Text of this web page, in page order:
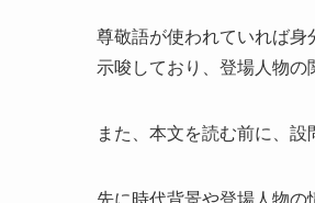
尊敬語が使われていれば身
示唆しており、登場人物の
また、本文を読む前に、設
先に時代背景や登場人物の